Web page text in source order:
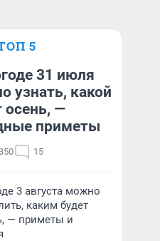
5
31 июля
узнать, какой
осень, —
приметы
15
3 августа можно
каким будет
— приметы и